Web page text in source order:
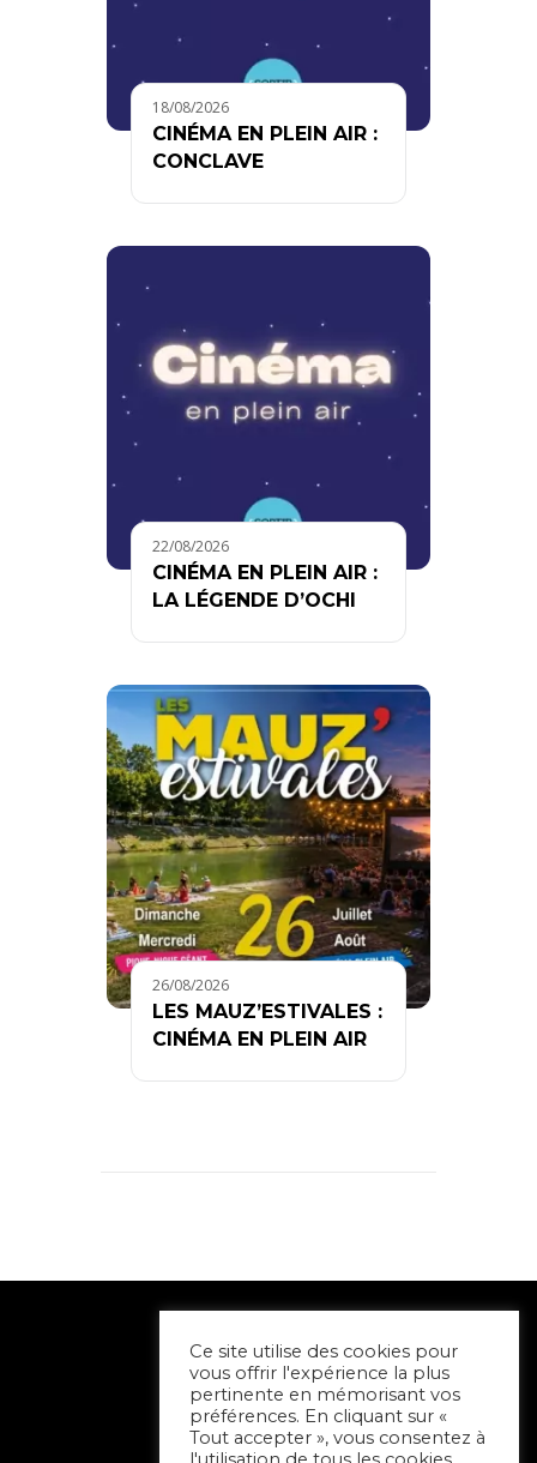
18/08/2026
CINÉMA EN PLEIN AIR :
CONCLAVE
22/08/2026
CINÉMA EN PLEIN AIR :
LA LÉGENDE D’OCHI
26/08/2026
LES MAUZ’ESTIVALES :
CINÉMA EN PLEIN AIR
Ce site utilise des cookies pour
vous offrir l'expérience la plus
pertinente en mémorisant vos
préférences. En cliquant sur «
Tout accepter », vous consentez à